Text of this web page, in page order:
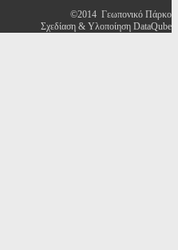
©2014 Γεωπονικό Πάρκο
Σχεδίαση & Υλοποίηση DataQube